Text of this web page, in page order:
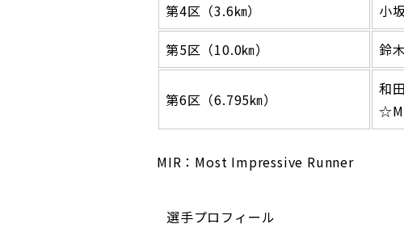
第4区（3.6㎞） 小
第5区（10.0㎞）
鈴
第6区（6.795㎞）
和
MIR：Most Impressive Runner
選手プロフィール